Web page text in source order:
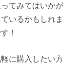
てみてはいかが
いるかもしれま
！
に購入したい方